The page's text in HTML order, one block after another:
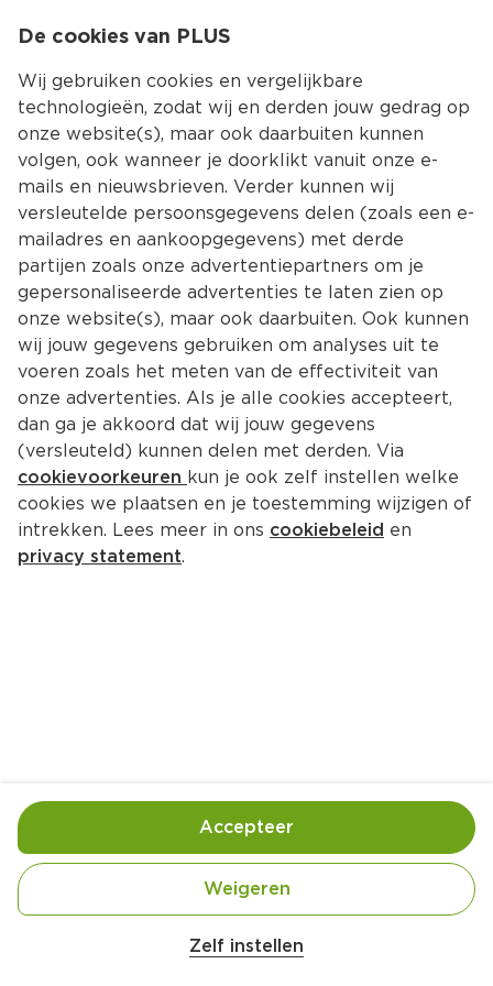
Kies jouw
Ingrediënten Bereiding
De cookies van PLUS
Wij gebruiken cookies en vergelijkbare
technologieën, zodat wij en derden jouw gedrag op
onze website(s), maar ook daarbuiten kunnen
volgen, ook wanneer je doorklikt vanuit onze e-
mails en nieuwsbrieven. Verder kunnen wij
versleutelde persoonsgegevens delen (zoals een e-
mailadres en aankoopgegevens) met derde
partijen zoals onze advertentiepartners om je
gepersonaliseerde advertenties te laten zien op
onze website(s), maar ook daarbuiten. Ook kunnen
wij jouw gegevens gebruiken om analyses uit te
voeren zoals het meten van de effectiviteit van
onze advertenties. Als je alle cookies accepteert,
dan ga je akkoord dat wij jouw gegevens
(versleuteld) kunnen delen met derden. Via
cookievoorkeuren kun je ook zelf instellen welke
cookies we plaatsen en je toestemming wijzigen of
intrekken. Lees meer in ons cookiebeleid en
privacy statement.
Zelf instellen
Weigeren
Accepteer